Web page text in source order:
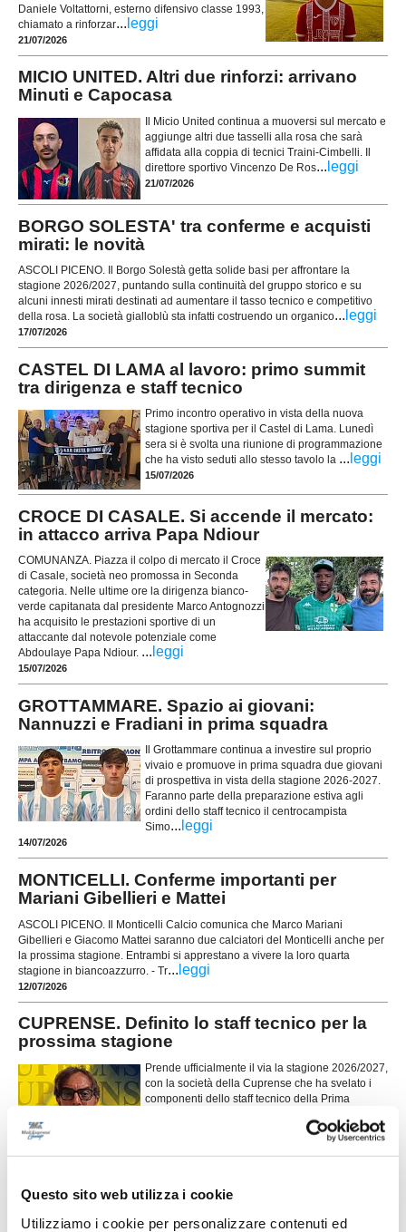
Questo sito web utilizza i cookie
Utilizziamo i cookie per personalizzare contenuti ed
Daniele Voltattorni, esterno difensivo classe 1993,
chiamato a rinforzar... leggi
21/07/2026
MICIO UNITED. Altri due rinforzi: arrivano
Minuti e Capocasa
Il Micio United continua a muoversi sul mercato e
aggiunge altri due tasselli alla rosa che sarà
affidata alla coppia di tecnici Traini-Cimbelli. Il
direttore sportivo Vincenzo De Ros... leggi
21/07/2026
BORGO SOLESTA' tra conferme e acquisti
mirati: le novità
ASCOLI PICENO. Il Borgo Solestà getta solide basi per affrontare la
stagione 2026/2027, puntando sulla continuità del gruppo storico e su
alcuni innesti mirati destinati ad aumentare il tasso tecnico e competitivo
della rosa. La società gialloblù sta infatti costruendo un organico... leggi
17/07/2026
CASTEL DI LAMA al lavoro: primo summit
tra dirigenza e staff tecnico
Primo incontro operativo in vista della nuova
stagione sportiva per il Castel di Lama. Lunedì
sera si è svolta una riunione di programmazione
che ha visto seduti allo stesso tavolo la ... leggi
15/07/2026
CROCE DI CASALE. Si accende il mercato:
in attacco arriva Papa Ndiour
COMUNANZA. Piazza il colpo di mercato il Croce
di Casale, società neo promossa in Seconda
categoria. Nelle ultime ore la dirigenza bianco-
verde capitanata dal presidente Marco Antognozzi
ha acquisito le prestazioni sportive di un
attaccante dal notevole potenziale come
Abdoulaye Papa Ndiour. ... leggi
15/07/2026
GROTTAMMARE. Spazio ai giovani:
Nannuzzi e Fradiani in prima squadra
Il Grottammare continua a investire sul proprio
vivaio e promuove in prima squadra due giovani
di prospettiva in vista della stagione 2026-2027.
Faranno parte della preparazione estiva agli
ordini dello staff tecnico il centrocampista
Simo... leggi
14/07/2026
MONTICELLI. Conferme importanti per
Mariani Gibellieri e Mattei
ASCOLI PICENO. Il Monticelli Calcio comunica che Marco Mariani
Gibellieri e Giacomo Mattei saranno due calciatori del Monticelli anche per
la prossima stagione. Entrambi si apprestano a vivere la loro quarta
stagione in biancoazzurro. - Tr... leggi
12/07/2026
CUPRENSE. Definito lo staff tecnico per la
prossima stagione
Prende ufficialmente il via la stagione 2026/2027,
con la società della Cuprense che ha svelato i
componenti dello staff tecnico della Prima
campionato. A ricoprire il ruolo di allenatore sarà
11/07/2026
MICIO UTD. Ecco 3 rinforzi: una mezzala
esperta e 2 giovani promesse